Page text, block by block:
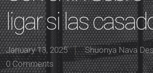
ligar si las
January 13, 2025
Shuonya Nava
0 Comments